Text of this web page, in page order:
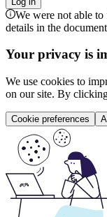
We were not able
details in the
Your privacy is
We use cookies to
on our site. By
Cookie preferences